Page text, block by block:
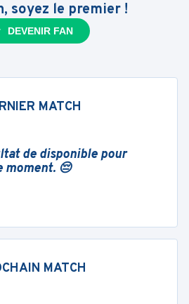
soyez le premier !
DEVENIR FAN
MATCH
de disponible pour
moment. 😔
MATCH